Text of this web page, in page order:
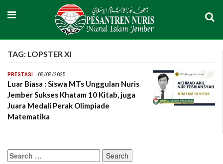
TAG: LOPSTER XI
PRESTASI 08/08/2025
Luar Biasa : Siswa MTs Unggulan Nuris
Jember Sukses Khatam 10 Kitab, juga
Juara Medali Perak Olimpiade
Matematika
Search